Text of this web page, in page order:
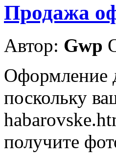
Продажа
Автор: Gwp
Оформление
поскольку
получите